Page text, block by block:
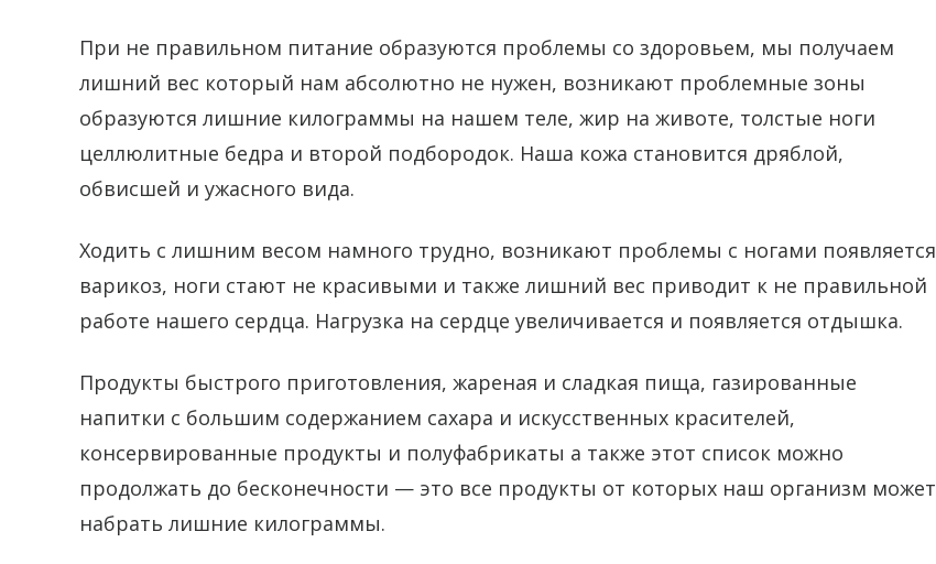
При не правильном питание образуются проблемы со здоровьем, мы получаем
лишний вес который нам абсолютно не нужен, возникают проблемные зоны
образуются лишние килограммы на нашем теле, жир на животе, толстые ноги
целлюлитные бедра и второй подбородок. Наша кожа становится дряблой,
обвисшей и ужасного вида.
Ходить с лишним весом намного трудно, возникают проблемы с ногами появляется
варикоз, ноги стают не красивыми и также лишний вес приводит к не правильной
работе нашего сердца. Нагрузка на сердце увеличивается и появляется отдышка.
Продукты быстрого приготовления, жареная и сладкая пища, газированные
напитки с большим содержанием сахара и искусственных красителей,
консервированные продукты и полуфабрикаты а также этот список можно
продолжать до бесконечности — это все продукты от которых наш организм может
набрать лишние килограммы.